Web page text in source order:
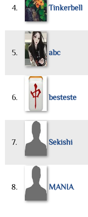
4. Tinkerbell
5. abc
6. besteste
7. Sekishi
8. MANIA